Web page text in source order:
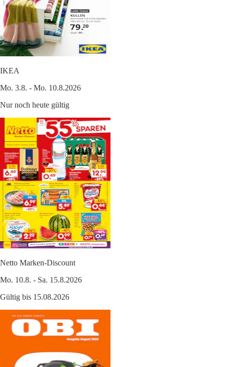
IKEA
Mo. 3.8. - Mo. 10.8.2026
Nur noch heute gültig
Netto Marken-Discount
Mo. 10.8. - Sa. 15.8.2026
Gültig bis 15.08.2026